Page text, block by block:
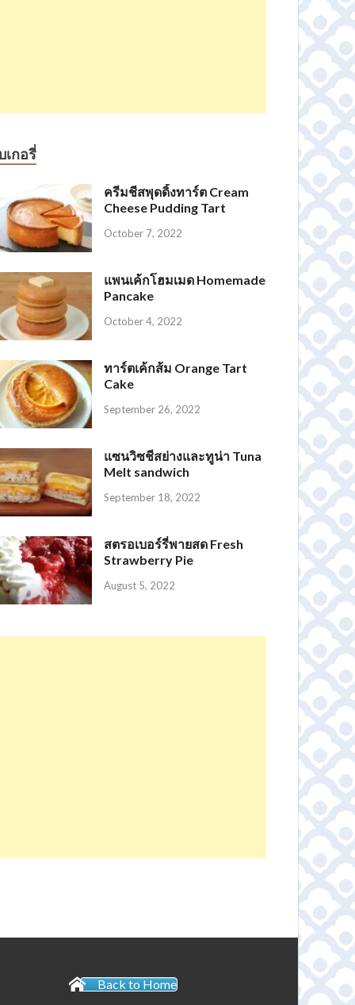
เกอรี่
ครีมชีสพุดดิ้งทาร์ต Cream
Cheese Pudding Tart
October 7, 2022
แพนเค้กโฮมเมด Homemade
Pancake
October 4, 2022
ทาร์ตเค้กส้ม Orange Tart
Cake
September 26, 2022
แซนวิซชีสย่างและทูน่า Tuna
Melt sandwich
September 18, 2022
สตรอเบอร์รี่พายสด Fresh
Strawberry Pie
August 5, 2022
Back to Home